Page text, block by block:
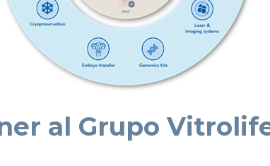
al Grupo